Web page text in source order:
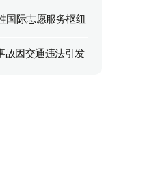
国际志愿服务枢纽
故因交通违法引发